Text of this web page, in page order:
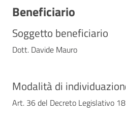
Contatti
Beneficiario
Soggetto beneficiario
Dott. Davide Mauro
Modalità di
Art. 36 del Decreto Legislativo